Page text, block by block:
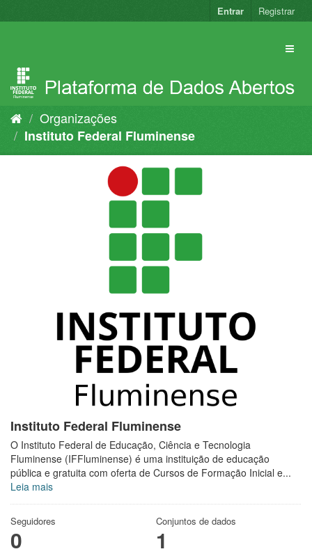
para
Entrar Registrar
Organizações
Instituto Federal Fluminense
Instituto Federal Fluminense
O Instituto Federal de Educação, Ciência e Tecnologia
Fluminense (IFFluminense) é uma instituição de educação
pública e gratuita com oferta de Cursos de Formação Inicial e...
Leia mais
Seguidores
0
Conjuntos de dados
1